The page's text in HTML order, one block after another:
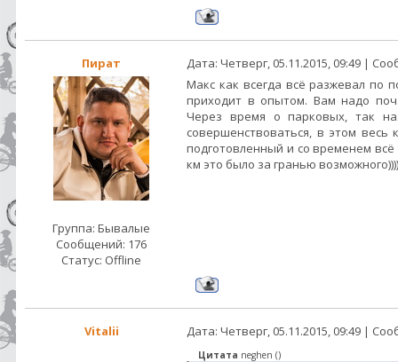
Пират Дата: Четверг, 05.11.2015, 09:49 |
Группа: Бывалые
Сообщений: 176
Статус: Offline
Макс как всегда всё разжевал по
приходит в опытом. Вам надо
Через время о парковых, так
совершенствоваться, в этом
подготовленный и со временем
км это было за гранью
Vitalii Дата: Четверг, 05.11.2015, 09:49 |
Цитата neghen ()